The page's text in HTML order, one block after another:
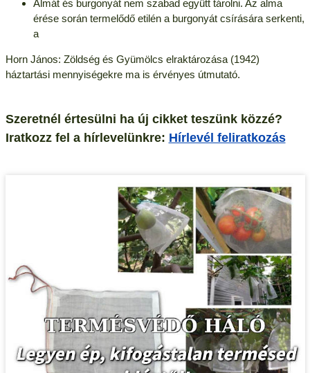
Almát és burgonyát nem szabad együtt tárolni. Az alma
érése során termelődő etilén a burgonyát csírására serkenti,
a
Horn János: Zöldség és Gyümölcs elraktározása (1942)
háztartási mennyiségekre ma is érvényes útmutató.
Szeretnél értesülni ha új cikket teszünk közzé?
Iratkozz fel a hírlevelünkre: Hírlevél feliratkozás